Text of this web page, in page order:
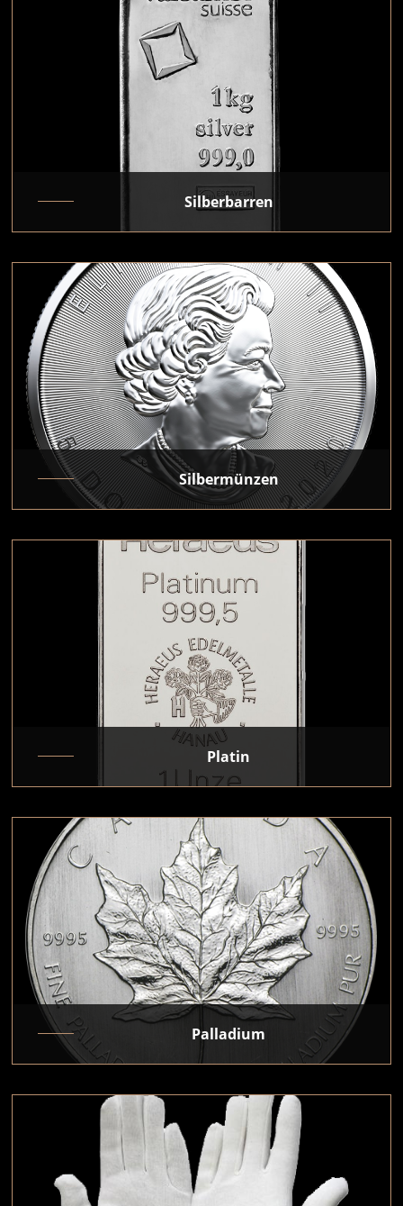
Silberbarren
Silbermünzen
Platin
Palladium